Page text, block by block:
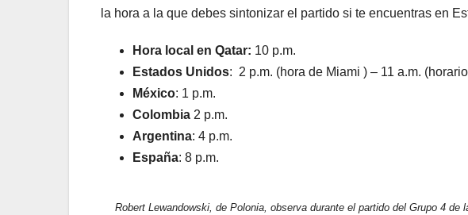
la hora a la que debes sintonizar el partido si te encuentras en
Hora local en Qatar: 10 p.m.
Estados Unidos: 2 p.m. (hora de Miami ) – 11 a.m.
México: 1 p.m.
Colombia 2 p.m.
Argentina: 4 p.m.
España: 8 p.m.
Robert Lewandowski, de Polonia, observa durante el partido del Grupo 4